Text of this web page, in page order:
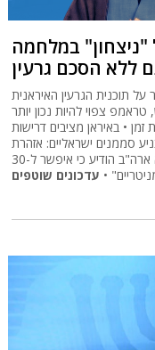
"ניצחון" במלחמה
ללא הסכם גרעין
תוכנית הגרעין האיראנית
צפוי להיות נכון יותר
• באיראן מציבים דרישות
סממנים ישראליים: אזהרת
מסע ליוון בעקבות מחאות • בזמן המצור הימי: צבא ארה"ב הודיע כי איפשר ל-30
• עדכונים שוטפים